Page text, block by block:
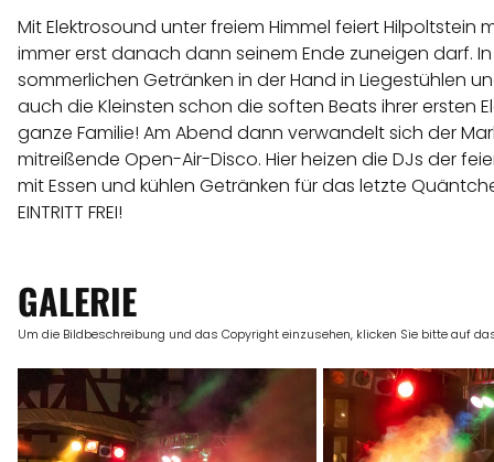
Mit Elektrosound unter freiem Himmel feiert Hilpoltstein
immer erst danach dann seinem Ende zuneigen darf.
sommerlichen Getränken in der Hand in Liegestühlen
auch die Kleinsten schon die soften Beats ihrer ersten
ganze Familie! Am Abend dann verwandelt sich der
mitreißende Open-Air-Disco. Hier heizen die DJs der
mit Essen und kühlen Getränken für das letzte
EINTRITT FREI!
GALERIE
Um die Bildbeschreibung und das Copyright einzusehen, klicken Sie bitte auf